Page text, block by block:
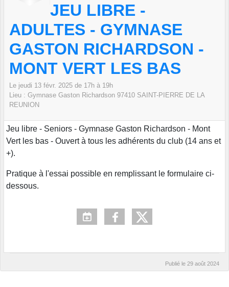
JEU LIBRE -
ADULTES - GYMNASE
GASTON RICHARDSON -
MONT VERT LES BAS
Le jeudi 13 févr. 2025 de 17h à 19h
Lieu : Gymnase Gaston Richardson 97410 SAINT-PIERRE DE LA
REUNION
Jeu libre - Seniors - Gymnase Gaston Richardson - Mont
Vert les bas - Ouvert à tous les adhérents du club (14 ans et
+).
Pratique à l'essai possible en remplissant le formulaire ci-
dessous.
Publié le 29 août 2024